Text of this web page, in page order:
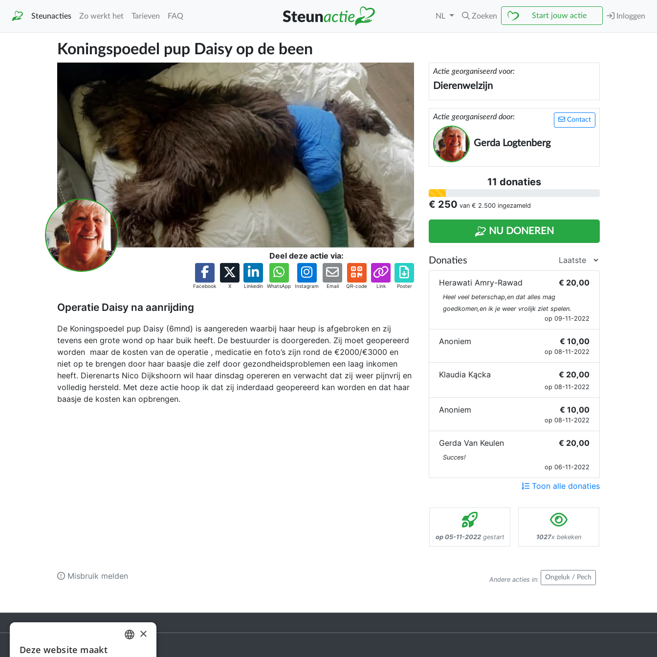
Steunacties Zo werkt het Tarieven FAQ NL Zoeken Start jouw actie Inloggen
Koningspoedel pup Daisy op de been
Deel deze actie via:
Facebook X Linkedin WhatsApp Instagram Email QR-code Link Poster
Operatie Daisy na aanrijding
De Koningspoedel pup Daisy (6mnd) is aangereden waarbij haar heup is afgebroken en zij
tevens een grote wond op haar buik heeft. De bestuurder is doorgereden. Zij moet geopereerd
worden maar de kosten van de operatie , medicatie en foto’s zijn rond de €2000/€3000 en
niet op te brengen door haar baasje die zelf door gezondheidsproblemen een laag inkomen
heeft. Dierenarts Nico Dijkshoorn wil haar dinsdag opereren en verwacht dat zij weer pijnvrij en
volledig hersteld. Met deze actie hoop ik dat zij inderdaad geopereerd kan worden en dat haar
baasje de kosten kan opbrengen.
Actie georganiseerd voor:
Dierenwelzijn
Contact
Actie georganiseerd door:
Gerda Logtenberg
11 donaties
€ 250 van € 2.500 ingezameld
NU DONEREN
Donaties
Herawati Amry-Rawad € 20,00
Heel veel beterschap,en dat alles mag
goedkomen,en ik je weer vrolijk ziet spelen.
op 09-11-2022
Anoniem € 10,00
op 08-11-2022
Klaudia Kącka € 20,00
op 08-11-2022
Anoniem € 10,00
op 08-11-2022
Gerda Van Keulen € 20,00
Succes!
op 06-11-2022
Toon alle donaties
op 05-11-2022gestart 1027x bekeken
Andere acties in: Ongeluk / Pech
Misbruik melden
×
Deze website maakt